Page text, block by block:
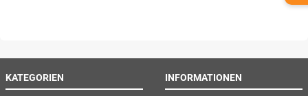
KATEGORIEN INFORMATIONEN